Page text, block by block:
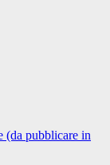
(da pubblicare in